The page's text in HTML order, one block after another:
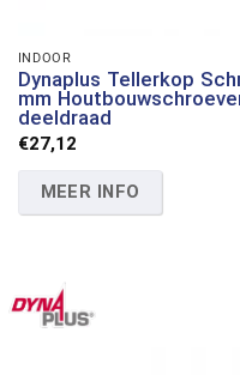
INDOOR
Dynaplus Tellerkop
mm
deeldraad
€27,12
MEER INFO